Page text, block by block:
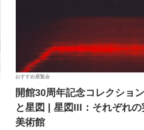
おすすめ展覧会
開館30周年記念コレクショ
と星図 | 星図III：それぞれ
美術館